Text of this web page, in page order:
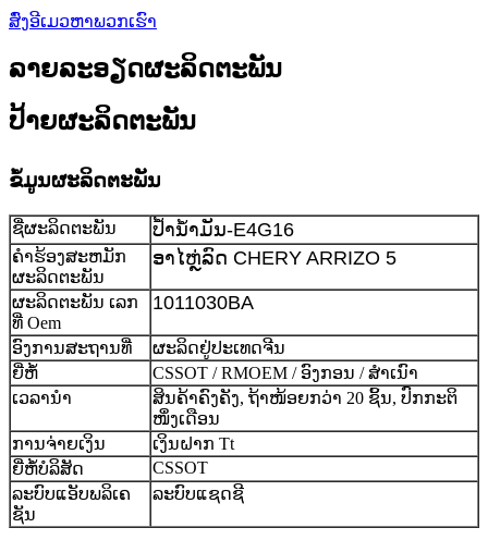
ສົ່ງອີເມວຫາພວກເຮົາ
ລາຍລະອຽດຜະລິດຕະພັນ
ປ້າຍຜະລິດຕະພັນ
ຂໍ້ມູນຜະລິດຕະພັນ
ຊື່ຜະລິດຕະພັນ ປໍ້ານໍ້າມັນ-E4G16
ຄໍາຮ້ອງສະຫມັກ
ຜະລິດຕະພັນ
ອາໄຫຼ່ລົດ CHERY ARRIZO 5
ຜະລິດຕະພັນ ເລກ
ທີ່ Oem
1011030BA
ອົງການສະຖານທີ່
ຜະລິດຢູ່ປະເທດຈີນ
ຍີ່ຫໍ້
CSSOT / RMOEM / ອົງກອນ / ສຳເນົາ
ເວລານຳ
ສິນຄ້າຄົງຄັງ, ຖ້າໜ້ອຍກວ່າ 20 ຊິ້ນ, ປົກກະຕິ
ໜຶ່ງເດືອນ
ການຈ່າຍເງິນ
ເງິນຝາກ Tt
ຍີ່ຫໍ້ບໍລິສັດ
CSSOT
ລະບົບແອັບພລິເຄ
ຊັນ
ລະບົບແຊດຊີ